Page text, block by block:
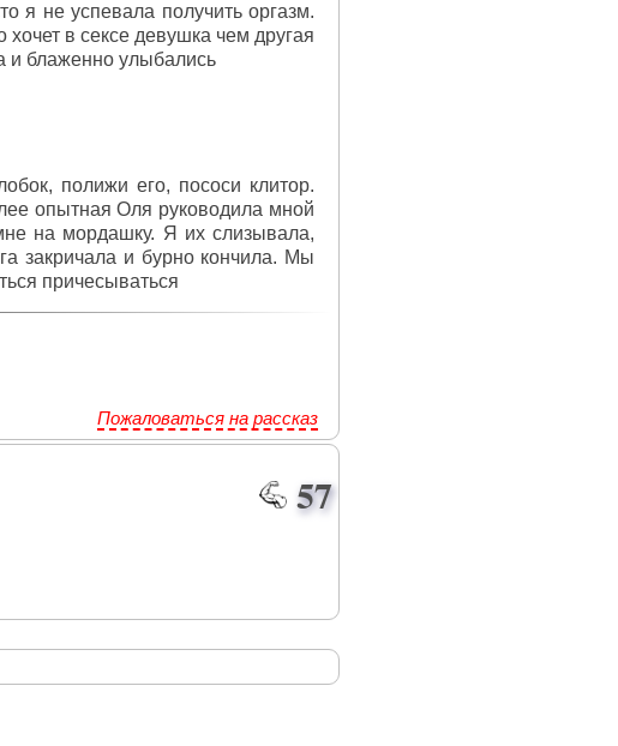
я не успевала получить оргазм.
в сексе девушка чем другая
и блаженно улыбались
полижи его, пососи клитор.
опытная Оля руководила мной
на мордашку. Я их слизывала,
закричала и бурно кончила. Мы
причесываться
Пожаловаться на рассказ
57